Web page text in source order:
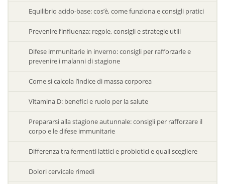
Equilibrio acido-base: cos’è, come funziona e consigli pratici
Prevenire l’influenza: regole, consigli e strategie utili
Difese immunitarie in inverno: consigli per rafforzarle e
prevenire i malanni di stagione
Come si calcola l’indice di massa corporea
Vitamina D: benefici e ruolo per la salute
Prepararsi alla stagione autunnale: consigli per rafforzare il
corpo e le difese immunitarie
Differenza tra fermenti lattici e probiotici e quali scegliere
Dolori cervicale rimedi